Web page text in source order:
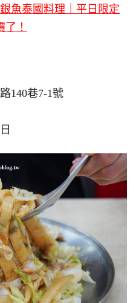
魚泰國料理｜平日限定
！
140巷7-1號